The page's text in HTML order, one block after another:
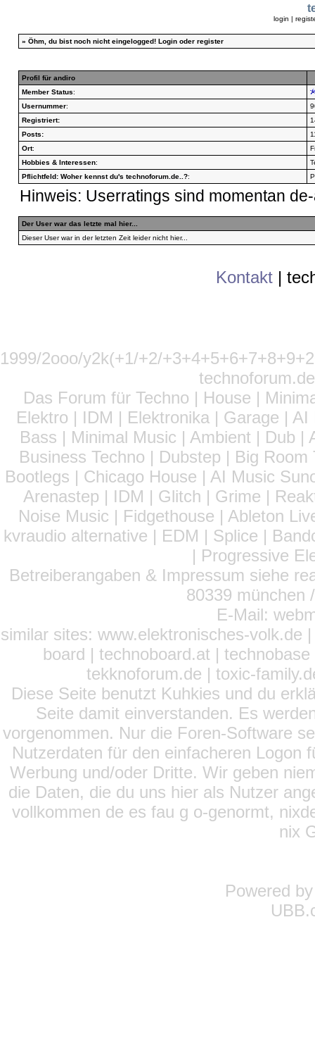
login |
» Öhm, du bist noch nicht eingelogged! Loginoder register
Profil für andiro
Member Status:
Usernummer:
Registriert:
Posts:
Ort:
Hobbies & Interessen:
Pflichtfeld: Woher kennst du's technoforum.de..?:
Hinweis: Userratings sind momentan
Der User war das letzte mal hier...
Dieser User war in der letzten Zeit leider nicht hier...
Kontakt |
1999/2ooo/y2k(+1/+2/
Das Forum für Techno | House |
Elektro | IDM | Elektronika | Garage |
Bass | Minimal Music | Ambient | Dub
Business Techno | Dubstep | Big
Bootlegs | Chicago House | AI Music
Arenastep | IDM | Glitch | Grime |
Noise Music | Fidgethouse | Ableton
kvraudio alternative | EDM | Splice |
| Progressive
Betreiberangaben & Impressum siehe
80339 münchen
E-Mail:
similar sites: www.elektronisches-volk.de
board | technoboard.at |
tekknoforum.de | toxic-
Diese Seite benutzt Kuhkies und du
Seite damit einverstanden. Es
vorgenommen. Nur die Foren-Software
Nutzerdaten für den einfacheren Logon
Werbung und/oder Dritte. Wir geben
die Daten, die du uns hier als Nutzer
vollkommen de es fau g o-genormt,
nix
Powered